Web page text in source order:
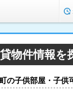
物件情報を
の子供部屋・子供